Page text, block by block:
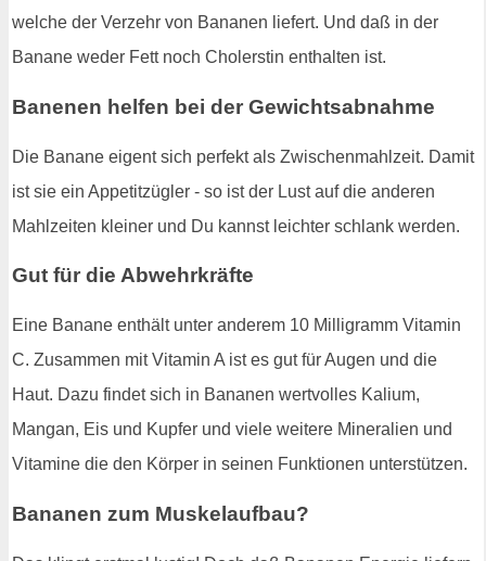
welche der Verzehr von Bananen liefert. Und daß in der
Banane weder Fett noch Cholerstin enthalten ist.
Banenen helfen bei der Gewichtsabnahme
Die Banane eigent sich perfekt als Zwischenmahlzeit. Damit
ist sie ein Appetitzügler - so ist der Lust auf die anderen
Mahlzeiten kleiner und Du kannst leichter schlank werden.
Gut für die Abwehrkräfte
Eine Banane enthält unter anderem 10 Milligramm Vitamin
C. Zusammen mit Vitamin A ist es gut für Augen und die
Haut. Dazu findet sich in Bananen wertvolles Kalium,
Mangan, Eis und Kupfer und viele weitere Mineralien und
Vitamine die den Körper in seinen Funktionen unterstützen.
Bananen zum Muskelaufbau?